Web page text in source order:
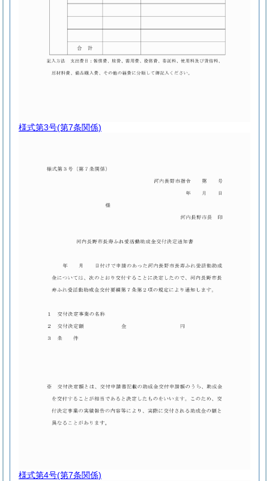
様式第3号(第7条関係)
様式第4号(第7条関係)